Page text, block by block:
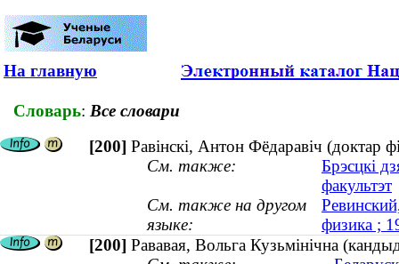
На главную
Словарь: Все словари
[200] Равінскі, Антон Фёдаравіч (доктар
См. также:
Брэсцкі
факультэт
См. также на другом
языке:
физика ;
[200] Рававая, Вольга Кузьмінічна